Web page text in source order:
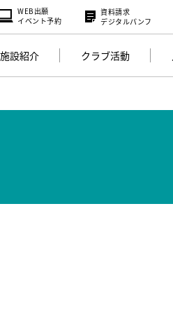
WEB出願
イベント予約
資料請求
デジタルパンフ
施設紹介 クラブ活動